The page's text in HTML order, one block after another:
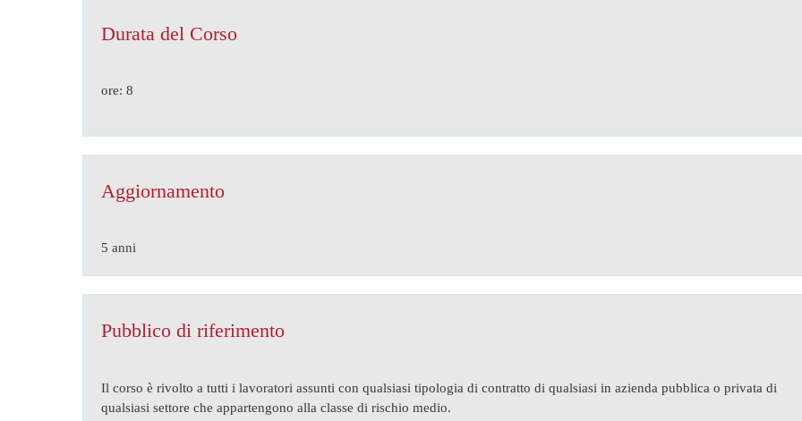
Durata del Corso
ore: 8
Aggiornamento
5 anni
Pubblico di riferimento
Il corso è rivolto a tutti i lavoratori assunti con qualsiasi tipologia di contratto di qualsiasi in azienda pubblica o privata di
qualsiasi settore che appartengono alla classe di rischio medio.